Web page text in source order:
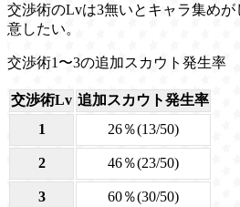
交渉術のLvは3無いとキャラ集めが
意したい。
交渉術1〜3の追加スカウト発生率
交渉術Lv 追加スカウト発生率
1
26％(13/50)
2 46％(23/50)
3 60％(30/50)